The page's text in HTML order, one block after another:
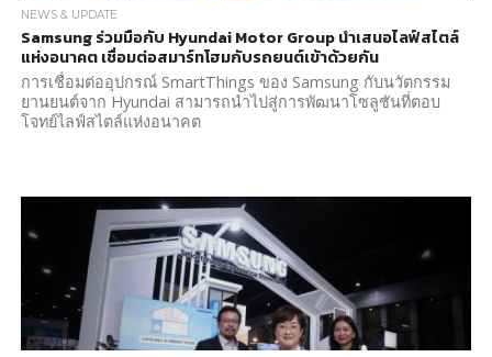
NEWS & UPDATE
Samsung ร่วมมือกับ Hyundai Motor Group นำเสนอไลฟ์สไตล์
แห่งอนาคต เชื่อมต่อสมาร์ทโฮมกับรถยนต์เข้าด้วยกัน
การเชื่อมต่ออุปกรณ์ SmartThings ของ Samsung กับนวัตกรรม
ยานยนต์จาก Hyundai สามารถนำไปสู่การพัฒนาโซลูชันที่ตอบ
โจทย์ไลฟ์สไตล์แห่งอนาคต